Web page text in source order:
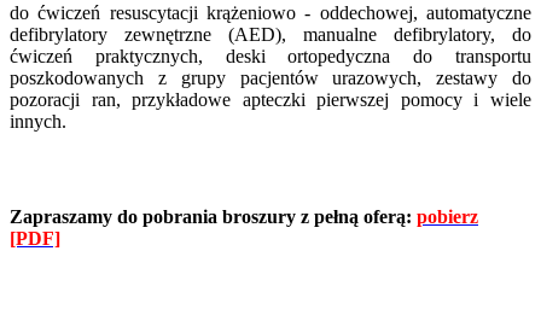
do ćwiczeń resuscytacji krążeniowo - oddechowej, automatyczne
defibrylatory zewnętrzne (AED), manualne defibrylatory, do
ćwiczeń praktycznych, deski ortopedyczna do transportu
poszkodowanych z grupy pacjentów urazowych, zestawy do
pozoracji ran, przykładowe apteczki pierwszej pomocy i wiele
innych.
Zapraszamy do pobrania broszury z pełną oferą: pobierz
[PDF]